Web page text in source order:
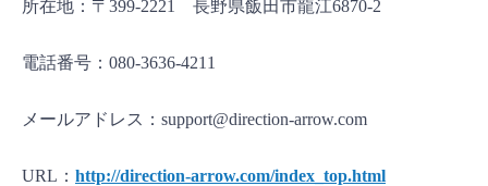
所在地：〒399-2221 長野県飯田市龍江6870-2
電話番号：080-3636-4211
メールアドレス：support@direction-arrow.com
URL： http://direction-arrow.com/index_top.html